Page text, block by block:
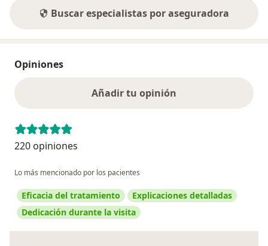
Buscar especialistas por aseguradora
Opiniones
Añadir tu opinión
220 opiniones
Lo más mencionado por los pacientes
Eficacia del tratamiento
Explicaciones detalladas
Dedicación durante la visita